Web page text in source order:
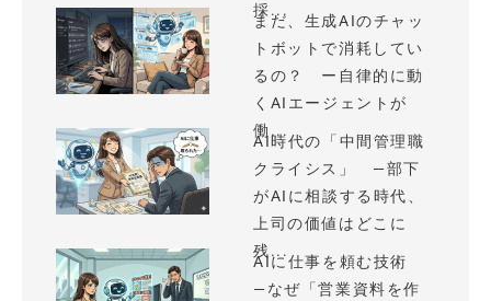
採...
まだ、生成AIのチャッ
トボットで消耗してい
るの？ ー自律的に動
くAIエージェントが
働...
AI時代の「中間管理職
クライシス」 —部下
がAIに相談する時代、
上司の価値はどこに
残...
AIに仕事を頼む技術
—なぜ「営業資料を作